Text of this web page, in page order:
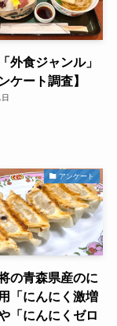
外食ジャンル」
ケート調査】
アンケート
の青森県産のに
「にんにく激増
「にんにくゼロ